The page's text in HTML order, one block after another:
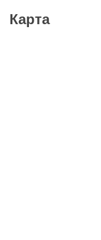
опыт проведения
Карта